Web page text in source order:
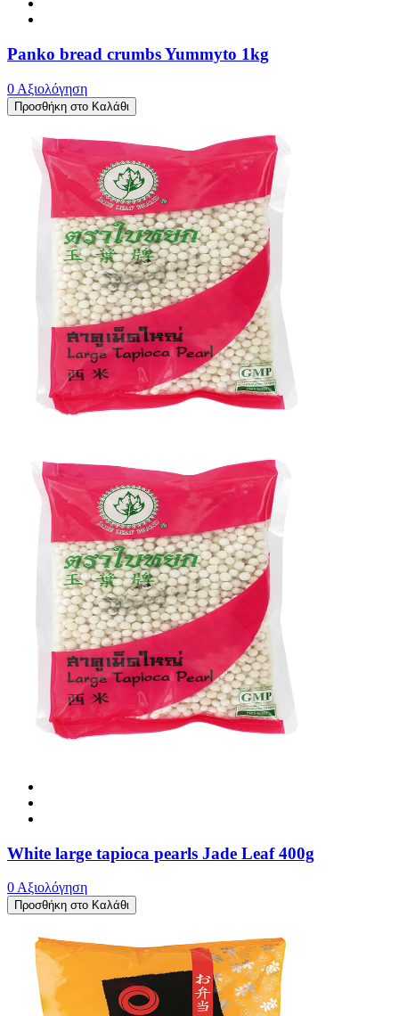
Panko bread crumbs Yummyto 1kg
0 Αξιολόγηση
Προσθήκη στο Καλάθι
White large tapioca pearls Jade Leaf 400g
0 Αξιολόγηση
Προσθήκη στο Καλάθι